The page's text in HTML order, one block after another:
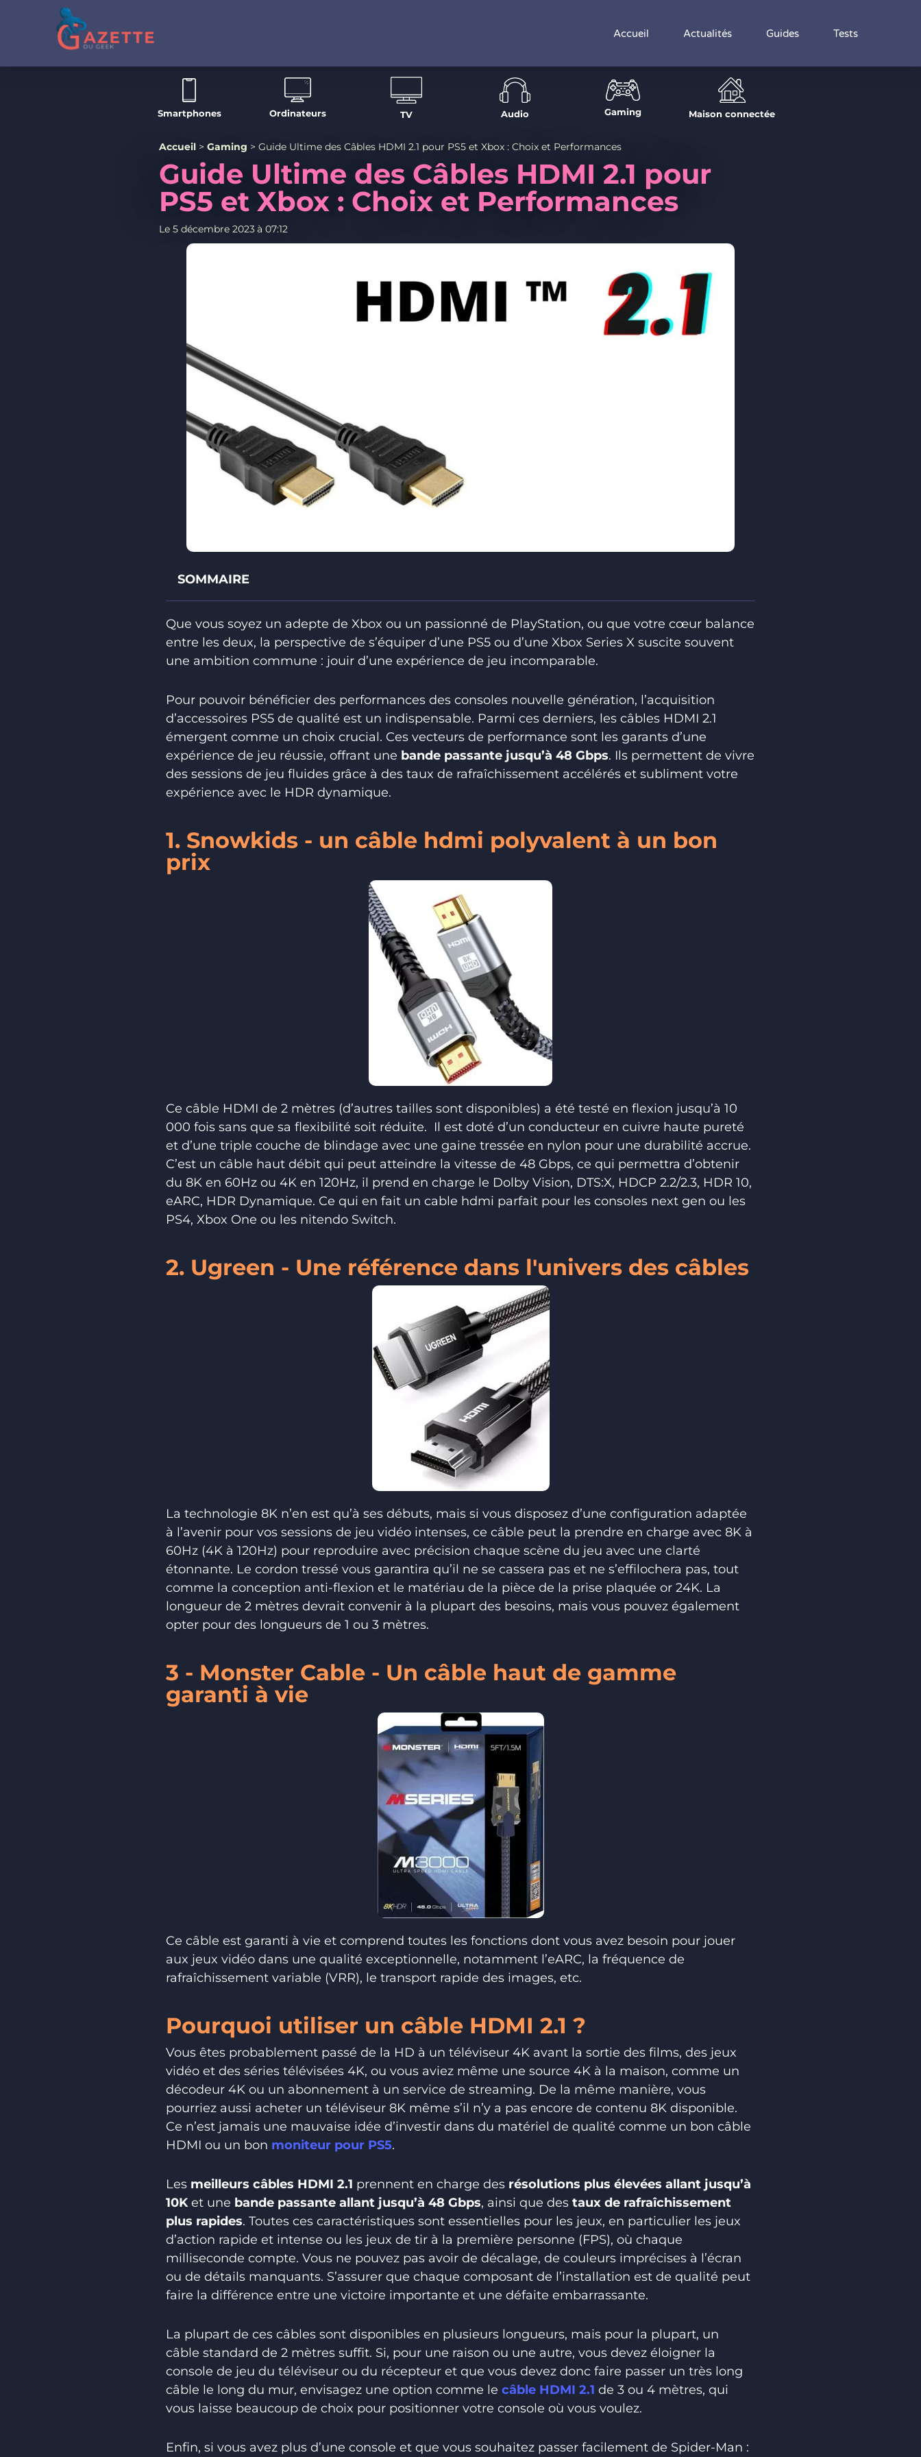
Accueil Actualités Guides Tests
Smartphones Ordinateurs TV Audio Gaming Maison connectée
Accueil > Gaming > Guide Ultime des Câbles HDMI 2.1 pour PS5 et Xbox : Choix et Performances
Guide Ultime des Câbles HDMI 2.1 pour
PS5 et Xbox : Choix et Performances
Le 5 décembre 2023à 07:12
SOMMAIRE
Que vous soyez un adepte de Xbox ou un passionné de PlayStation, ou que votre cœur balance
entre les deux, la perspective de s’équiper d’une PS5 ou d’une Xbox Series X suscite souvent
une ambition commune : jouir d’une expérience de jeu incomparable.
Pour pouvoir bénéficier des performances des consoles nouvelle génération, l’acquisition
d’accessoires PS5 de qualité est un indispensable. Parmi ces derniers, les câbles HDMI 2.1
émergent comme un choix crucial. Ces vecteurs de performance sont les garants d’une
expérience de jeu réussie, offrant une bande passante jusqu’à 48 Gbps. Ils permettent de vivre
des sessions de jeu fluides grâce à des taux de rafraîchissement accélérés et subliment votre
expérience avec le HDR dynamique.
1. Snowkids - un câble hdmi polyvalent à un bon
prix
Ce câble HDMI de 2 mètres (d’autres tailles sont disponibles) a été testé en flexion jusqu’à 10
000 fois sans que sa flexibilité soit réduite. Il est doté d’un conducteur en cuivre haute pureté
et d’une triple couche de blindage avec une gaine tressée en nylon pour une durabilité accrue.
C’est un câble haut débit qui peut atteindre la vitesse de 48 Gbps, ce qui permettra d’obtenir
du 8K en 60Hz ou 4K en 120Hz, il prend en charge le Dolby Vision, DTS:X, HDCP 2.2/2.3, HDR 10,
eARC, HDR Dynamique. Ce qui en fait un cable hdmi parfait pour les consoles next gen ou les
PS4, Xbox One ou les nitendo Switch.
2. Ugreen - Une référence dans l'univers des câbles
La technologie 8K n’en est qu’à ses débuts, mais si vous disposez d’une configuration adaptée
à l’avenir pour vos sessions de jeu vidéo intenses, ce câble peut la prendre en charge avec 8K à
60Hz (4K à 120Hz) pour reproduire avec précision chaque scène du jeu avec une clarté
étonnante. Le cordon tressé vous garantira qu’il ne se cassera pas et ne s’effilochera pas, tout
comme la conception anti-flexion et le matériau de la pièce de la prise plaquée or 24K. La
longueur de 2 mètres devrait convenir à la plupart des besoins, mais vous pouvez également
opter pour des longueurs de 1 ou 3 mètres.
3 - Monster Cable - Un câble haut de gamme
garanti à vie
Ce câble est garanti à vie et comprend toutes les fonctions dont vous avez besoin pour jouer
aux jeux vidéo dans une qualité exceptionnelle, notamment l’eARC, la fréquence de
rafraîchissement variable (VRR), le transport rapide des images, etc.
Pourquoi utiliser un câble HDMI 2.1 ?
Vous êtes probablement passé de la HD à un téléviseur 4K avant la sortie des films, des jeux
vidéo et des séries télévisées 4K, ou vous aviez même une source 4K à la maison, comme un
décodeur 4K ou un abonnement à un service de streaming. De la même manière, vous
pourriez aussi acheter un téléviseur 8K même s’il n’y a pas encore de contenu 8K disponible.
Ce n’est jamais une mauvaise idée d’investir dans du matériel de qualité comme un bon câble
HDMI ou un bon moniteur pour PS5.
Les meilleurs câbles HDMI 2.1 prennent en charge des résolutions plus élevées allant jusqu’à
10Ket une bande passante allant jusqu’à 48 Gbps, ainsi que des taux de rafraîchissement
plus rapides. Toutes ces caractéristiques sont essentielles pour les jeux, en particulier les jeux
d’action rapide et intense ou les jeux de tir à la première personne (FPS), où chaque
milliseconde compte. Vous ne pouvez pas avoir de décalage, de couleurs imprécises à l’écran
ou de détails manquants. S’assurer que chaque composant de l’installation est de qualité peut
faire la différence entre une victoire importante et une défaite embarrassante.
La plupart de ces câbles sont disponibles en plusieurs longueurs, mais pour la plupart, un
câble standard de 2 mètres suffit. Si, pour une raison ou une autre, vous devez éloigner la
console de jeu du téléviseur ou du récepteur et que vous devez donc faire passer un très long
câble le long du mur, envisagez une option comme le câble HDMI 2.1 de 3 ou 4 mètres, qui
vous laisse beaucoup de choix pour positionner votre console où vous voulez.
Enfin, si vous avez plus d’une console et que vous souhaitez passer facilement de Spider-Man :